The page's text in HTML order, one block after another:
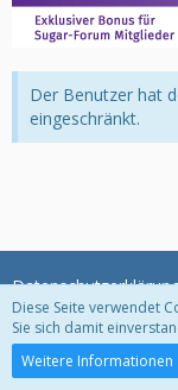
Der Benutzer hat
eingeschränkt.
Diese Seite verwendet
Sie sich damit
Weitere Informationen